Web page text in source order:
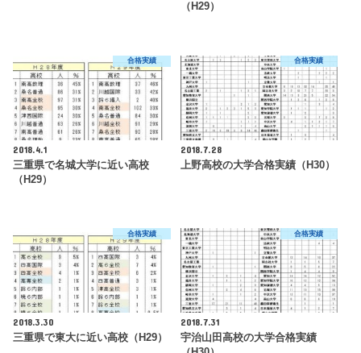
（H29）
合格実績
2018.4.1
三重県で名城大学に近い高校
（H29）
合格実績
2018.7.28
上野高校の大学合格実績（H30）
合格実績
2018.3.30
三重県で東大に近い高校（H29）
合格実績
2018.7.31
宇治山田高校の大学合格実績